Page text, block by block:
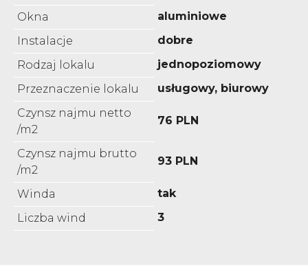
Okna
aluminiowe
Instalacje
dobre
Rodzaj lokalu
jednopoziomowy
Przeznaczenie lokalu
usługowy, biurowy
Czynsz najmu netto
/m2
76 PLN
Czynsz najmu brutto
/m2
93 PLN
Winda
tak
Liczba wind
3